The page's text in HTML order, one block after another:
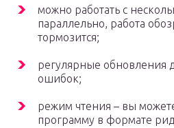
можно работать с
параллельно, работа
тормозится;
регулярные обновления
ошибок;
режим чтения – вы
программу в формате